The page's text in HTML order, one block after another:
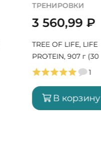
ТРЕНИРОВКИ
3 560,99₽
TREE OF LIFE, LIFE
PROTEIN, 907 г (30
порций)
1
В корзину